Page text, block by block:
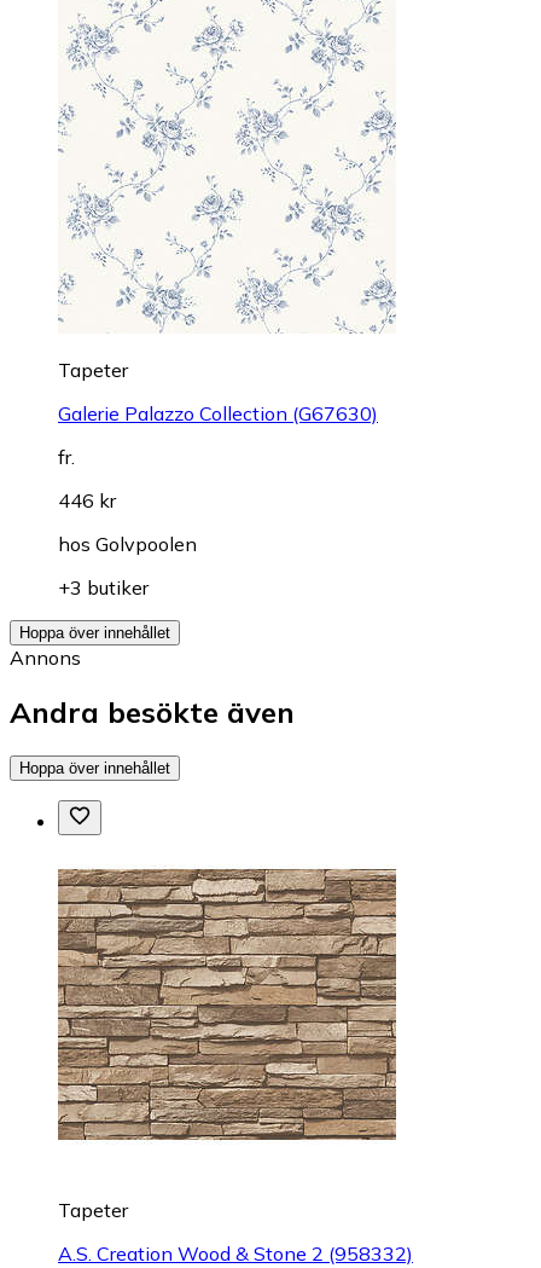
Tapeter
Galerie Palazzo Collection (G67630)
fr.
446 kr
hos Golvpoolen
+3 butiker
Hoppa över innehållet
Annons
Andra besökte även
Hoppa över innehållet
Tapeter
A.S. Creation Wood & Stone 2 (958332)